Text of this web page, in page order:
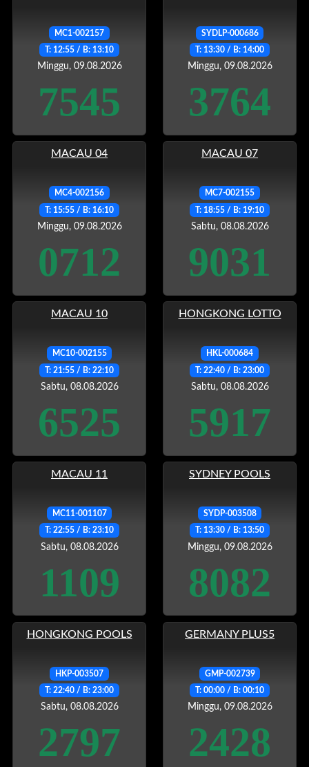
MC1-002157
T: 12:55 / B: 13:10
Minggu, 09.08.2026
7545
SYDLP-000686
T: 13:30 / B: 14:00
Minggu, 09.08.2026
3764
MACAU 04
MC4-002156
T: 15:55 / B: 16:10
Minggu, 09.08.2026
0712
MACAU 07
MC7-002155
T: 18:55 / B: 19:10
Sabtu, 08.08.2026
9031
MACAU 10
MC10-002155
T: 21:55 / B: 22:10
Sabtu, 08.08.2026
6525
HONGKONG LOTTO
HKL-000684
T: 22:40 / B: 23:00
Sabtu, 08.08.2026
5917
MACAU 11
MC11-001107
T: 22:55 / B: 23:10
Sabtu, 08.08.2026
1109
SYDNEY POOLS
SYDP-003508
T: 13:30 / B: 13:50
Minggu, 09.08.2026
8082
HONGKONG POOLS
HKP-003507
T: 22:40 / B: 23:00
Sabtu, 08.08.2026
2797
GERMANY PLUS5
GMP-002739
T: 00:00 / B: 00:10
Minggu, 09.08.2026
2428